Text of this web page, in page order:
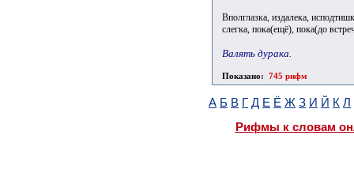
Вполглазка, издалека,
слегка, пока(ещё), пока(до
Валять дурака.
Показано: 745 рифм
А Б В Г Д Е Ё Ж З И Й К Л
Рифмы к словам